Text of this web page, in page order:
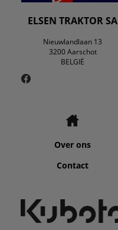
ELSEN TRAKTOR SA
Nieuwlandlaan 13
3200 Aarschot
BELGIË
Over ons
Contact